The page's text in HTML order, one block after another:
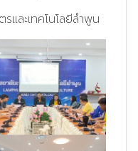
และเทคโนโลยีลำพูน